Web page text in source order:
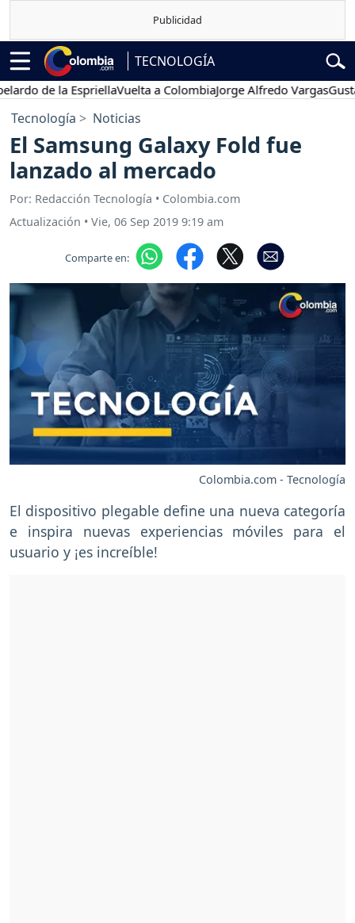
TECNOLOGÍA
de la EspriellaVuelta a ColombiaJorge Alfredo VargasGustavo
Tecnología Noticias
El Samsung Galaxy Fold fue
lanzado al mercado
Por: Redacción Tecnología • Colombia.com
Actualización • Vie, 06 Sep 2019 9:19 am
Comparte en:
Colombia.com - Tecnología
El dispositivo plegable define una nueva categoría
e inspira nuevas experiencias móviles para el
usuario y ¡es increíble!